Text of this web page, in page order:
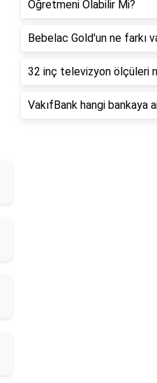
Öğretmeni Olabilir Mi?
Bebelac Gold'un ne farkı
32 inç televizyon ölçüleri
VakıfBank hangi bankaya